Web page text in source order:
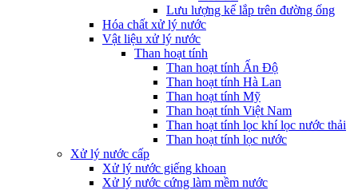
Lưu lượng kế lắp trên đường ống
Hóa chất xử lý nước
Vật liệu xử lý nước
Than hoạt tính
Than hoạt tính Ấn Độ
Than hoạt tính Hà Lan
Than hoạt tính Mỹ
Than hoạt tính Việt Nam
Than hoạt tính lọc khí lọc nước thải
Than hoạt tính lọc nước
Xử lý nước cấp
Xử lý nước giếng khoan
Xử lý nước cứng làm mềm nước